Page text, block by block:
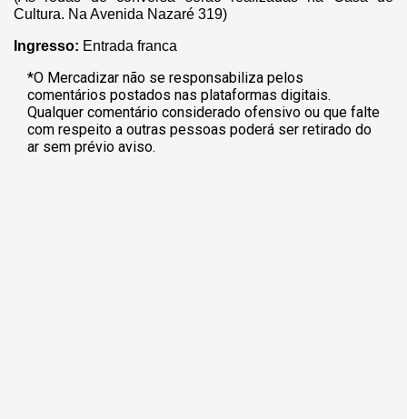
Cultura. Na Avenida Nazaré 319)
Ingresso: Entrada franca
*O Mercadizar não se responsabiliza pelos
comentários postados nas plataformas digitais.
Qualquer comentário considerado ofensivo ou que falte
com respeito a outras pessoas poderá ser retirado do
ar sem prévio aviso.